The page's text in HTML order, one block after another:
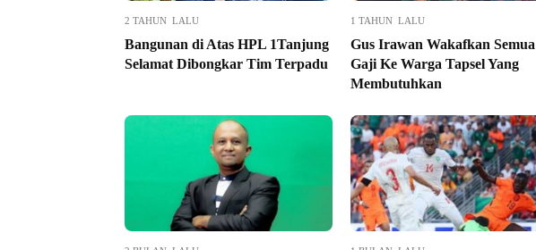
2 TAHUN LALU
Bangunan di Atas HPL 1Tanjung
Selamat Dibongkar Tim Terpadu
1 TAHUN LALU
Gus Irawan Wakafkan Semua
Gaji Ke Warga Tapsel Yang
Membutuhkan